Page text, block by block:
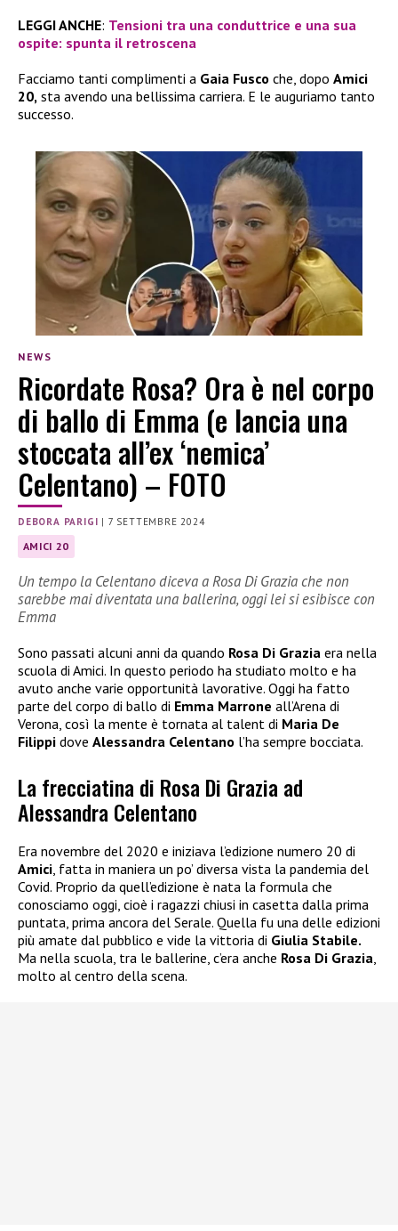
LEGGI ANCHE: Tensioni tra una conduttrice e una sua
ospite: spunta il retroscena
Facciamo tanti complimenti a Gaia Fusco che, dopo Amici
20, sta avendo una bellissima carriera. E le auguriamo tanto
successo.
NEWS
Ricordate Rosa? Ora è nel corpo
di ballo di Emma (e lancia una
stoccata all’ex ‘nemica’
Celentano) – FOTO
DEBORA PARIGI | 7 SETTEMBRE 2024
AMICI 20
Un tempo la Celentano diceva a Rosa Di Grazia che non
sarebbe mai diventata una ballerina, oggi lei si esibisce con
Emma
Sono passati alcuni anni da quando Rosa Di Grazia era nella
scuola di Amici. In questo periodo ha studiato molto e ha
avuto anche varie opportunità lavorative. Oggi ha fatto
parte del corpo di ballo di Emma Marrone all’Arena di
Verona, così la mente è tornata al talent di Maria De
Filippi dove Alessandra Celentano l’ha sempre bocciata.
La frecciatina di Rosa Di Grazia ad
Alessandra Celentano
Era novembre del 2020 e iniziava l’edizione numero 20 di
Amici , fatta in maniera un po’ diversa vista la pandemia del
Covid. Proprio da quell’edizione è nata la formula che
conosciamo oggi, cioè i ragazzi chiusi in casetta dalla prima
puntata, prima ancora del Serale. Quella fu una delle edizioni
più amate dal pubblico e vide la vittoria di Giulia Stabile.
Ma nella scuola, tra le ballerine, c’era anche Rosa Di Grazia
molto al centro della scena.